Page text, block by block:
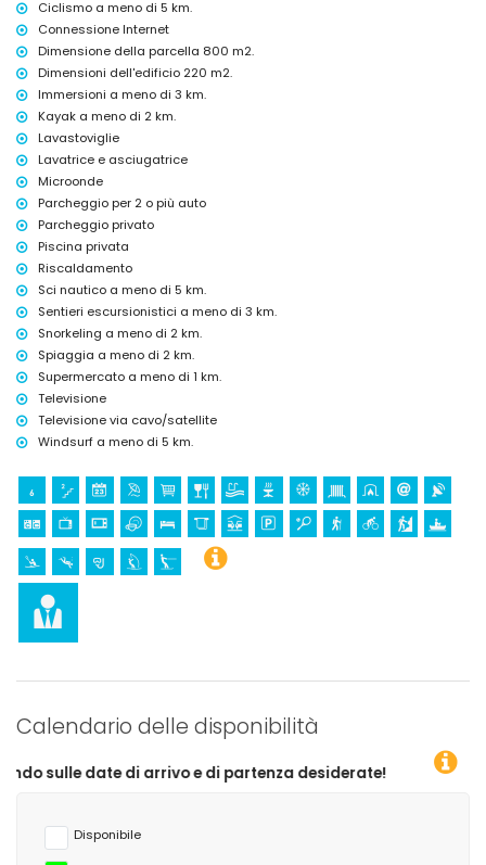
parco tematico (Terra Mitica), zoo (Terra Natura) e parco acquatico
(Aqualandia / Mundomar) (a meno di 10 chilometri dalla casa)
Attrazioni e cultura a Calpe, Costa Blanca
rovine (Baños de la Reina) (a meno di 5 chilometri dall'alloggio)
castello (Moraira) (a meno di 10 chilometri dall'alloggio)
Sport
tennis, escursionismo, ciclismo, canoa, kayak, immersioni, snorkeling,
windsurf e sci nautico (a meno di 5 chilometri dalla villa)
golf (San Jaime), equitazione e arrampicata (a meno di 10 chilometri
dalla villa)
Ciclismo a meno di 5 km.
Connessione Internet
Dimensione della parcella 800 m2.
Dimensioni dell'edificio 220 m2.
Immersioni a meno di 3 km.
Kayak a meno di 2 km.
Lavastoviglie
Lavatrice e asciugatrice
Microonde
Parcheggio per 2 o più auto
Parcheggio privato
Piscina privata
Riscaldamento
Sci nautico a meno di 5 km.
Sentieri escursionistici a meno di 3 km.
Snorkeling a meno di 2 km.
Spiaggia a meno di 2 km.
Supermercato a meno di 1 km.
Televisione
Televisione via cavo/satellite
Windsurf a meno di 5 km.
Calendario delle disponibilità
arrivo e di partenza desiderate!
Disponibile